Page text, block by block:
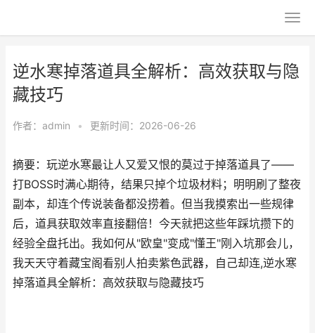
逆水寒掉落道具全解析：高效获取与隐
藏技巧
作者： admin • 更新时间：2026-06-26
摘要：玩逆水寒最让人又爱又恨的莫过于掉落道具了——
打BOSS时满心期待，结果只掉个垃圾材料；明明刷了整夜
副本，却连个传说装备都没捞着。但当我摸索出一些规律
后，道具获取效率直接翻倍！今天就把这些年踩坑攒下的
经验全盘托出。我如何从"欧皇"变成"懂王"刚入坑那会儿，
我天天守着藏宝阁看别人拍卖紫色武器，自己却连,逆水寒
掉落道具全解析：高效获取与隐藏技巧